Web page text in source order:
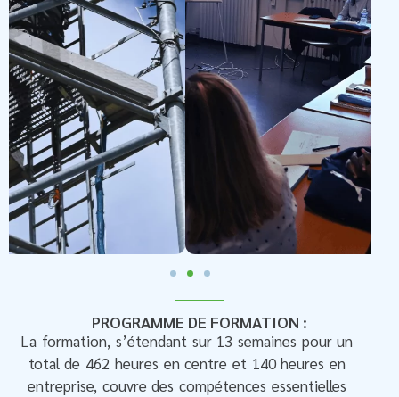
PROGRAMME DE FORMATION :
La formation, s’étendant sur 13 semaines pour un
total de 462 heures en centre et 140 heures en
entreprise, couvre des compétences essentielles